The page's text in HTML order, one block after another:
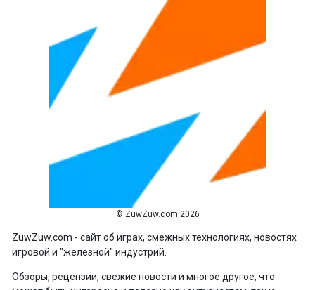
© ZuwZuw.com 2026
ZuwZuw.com - сайт об играх, смежных технологиях, новостях
игровой и "железной" индустрий.
Обзоры, рецензии, свежие новости и многое другое, что